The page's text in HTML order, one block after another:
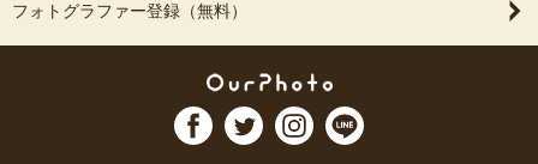
フォトグラファー登録（無料）